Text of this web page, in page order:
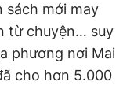
sách mới may
từ chuyện… suy
phương nơi Mai
cho hơn 5.000